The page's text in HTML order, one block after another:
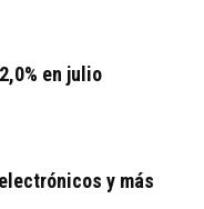
en julio
y más